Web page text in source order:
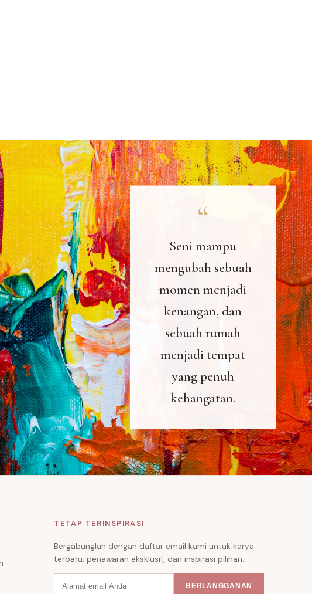
Seni mampu
mengubah sebuah
momen menjadi
kenangan, dan
sebuah rumah
menjadi tempat
yang penuh
kehangatan.
TETAP TERINSPIRASI
Bergabunglah dengan daftar email kami untuk karya
terbaru, penawaran eksklusif, dan inspirasi pilihan.
BERLANGGANAN